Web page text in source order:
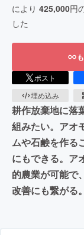
により 425,000円
した
ポスト
埋め込み
耕作放棄地に落
組みたい。アオ
ムや石鹸を作る
にもできる。ア
的農業が可能で
改善にも繋がる。